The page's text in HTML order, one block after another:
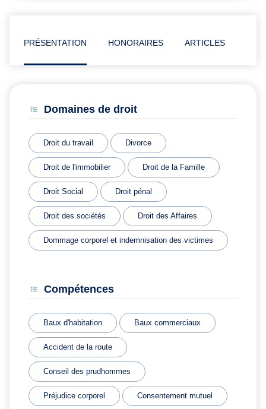
PRÉSENTATION HONORAIRES ARTICLES
Domaines de droit
Droit du travail Divorce
Droit de l'immobilier Droit de la Famille
Droit Social Droit pénal
Droit des sociétés Droit des Affaires
Dommage corporel et indemnisation des victimes
Compétences
Baux d'habitation Baux commerciaux
Accident de la route
Conseil des prudhommes
Préjudice corporel Consentement mutuel